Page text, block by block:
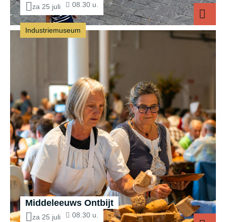
za 25 juli 08.30 u.
Middeleeuws Ontbijt
za 25 juli 08.30 u.
Industriemuseum